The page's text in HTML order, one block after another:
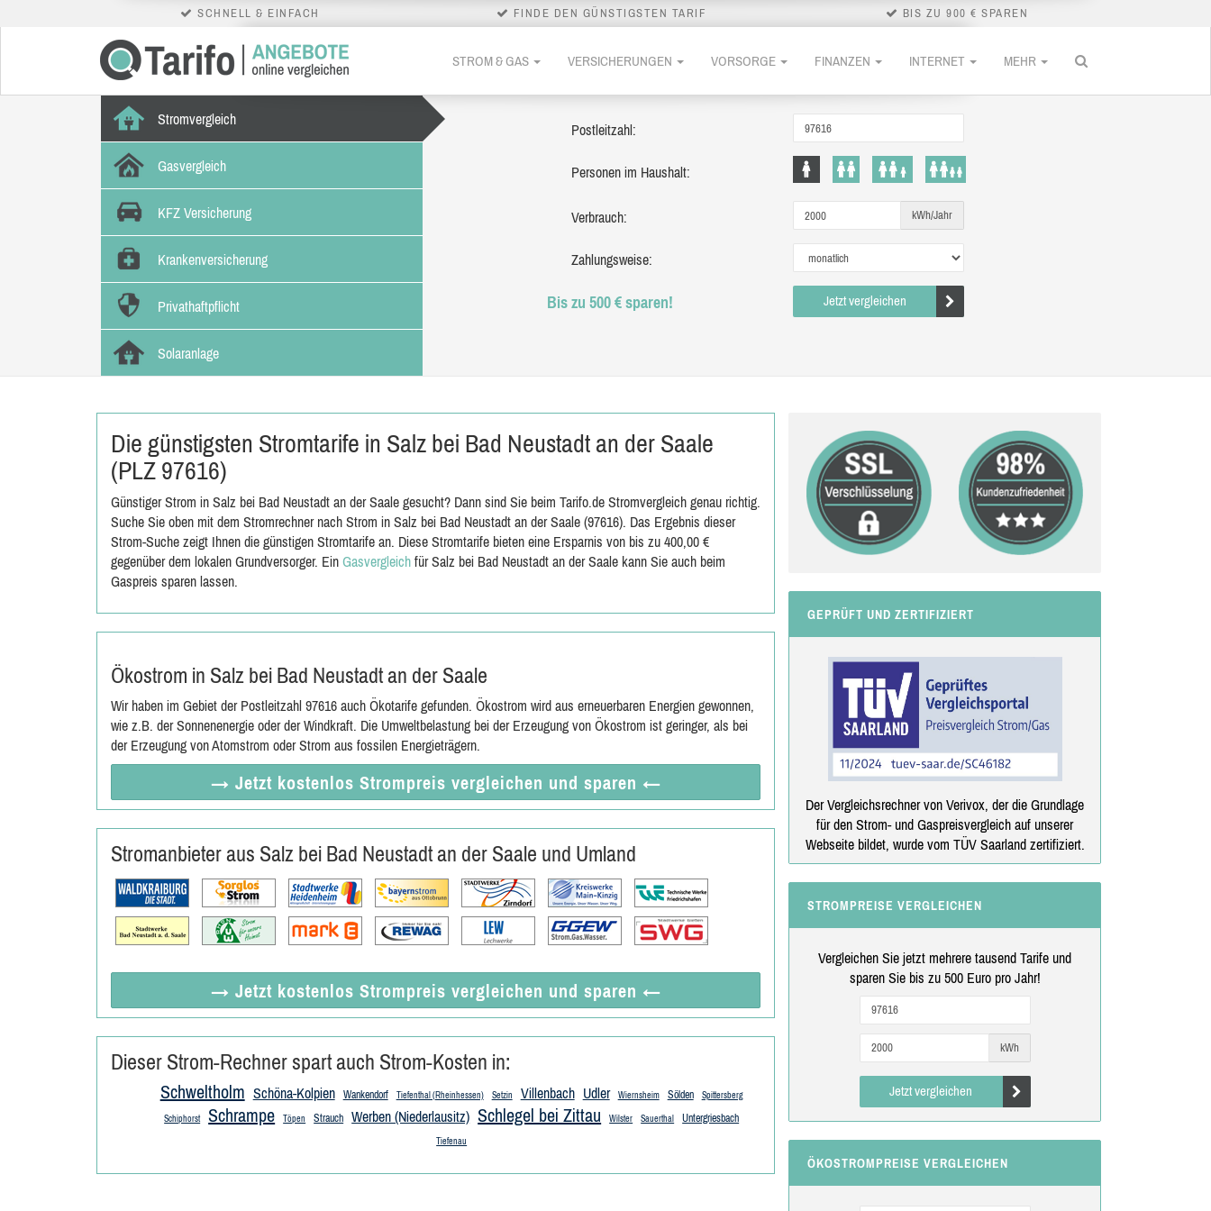
SCHNELL & EINFACH FINDE DEN GÜNSTIGSTEN TARIF BIS ZU 900 € SPAREN
STROM & GAS VERSICHERUNGEN VORSORGE FINANZEN INTERNET MEHR
Stromvergleich
Gasvergleich
KFZ Versicherung
Krankenversicherung
Privathaftpflicht
Solaranlage
Postleitzahl:
Personen im Haushalt:
Verbrauch: kWh/Jahr
Zahlungsweise:
Bis zu 500 € sparen! Jetzt vergleichen
Die günstigsten Stromtarife in Salz bei Bad Neustadt an der Saale
(PLZ 97616)
Günstiger Strom in Salz bei Bad Neustadt an der Saale gesucht? Dann sind Sie beim Tarifo.de Stromvergleich genau richtig.
Suche Sie oben mit dem Stromrechner nach Strom in Salz bei Bad Neustadt an der Saale (97616). Das Ergebnis dieser
Strom-Suche zeigt Ihnen die günstigen Stromtarife an. Diese Stromtarife bieten eine Ersparnis von bis zu 400,00 €
gegenüber dem lokalen Grundversorger. Ein Gasvergleich für Salz bei Bad Neustadt an der Saale kann Sie auch beim
Gaspreis sparen lassen.
Ökostrom in Salz bei Bad Neustadt an der Saale
Wir haben im Gebiet der Postleitzahl 97616 auch Ökotarife gefunden. Ökostrom wird aus erneuerbaren Energien gewonnen,
wie z.B. der Sonnenenergie oder der Windkraft. Die Umweltbelastung bei der Erzeugung von Ökostrom ist geringer, als bei
der Erzeugung von Atomstrom oder Strom aus fossilen Energieträgern.
→ Jetzt kostenlos Strompreis vergleichen und sparen ←
Stromanbieter aus Salz bei Bad Neustadt an der Saale und Umland
→ Jetzt kostenlos Strompreis vergleichen und sparen ←
Dieser Strom-Rechner spart auch Strom-Kosten in:
Schweltholm Schöna-Kolpien Wankendorf Tiefenthal (Rheinhessen) Setzin Villenbach Udler Wiernsheim Sölden Spittersberg
Schiphorst Schrampe Töpen Strauch Werben (Niederlausitz) Schlegel bei Zittau Wilster Sauerthal Untergriesbach
Tiefenau
GEPRÜFT UND ZERTIFIZIERT
Der Vergleichsrechner von Verivox, der die Grundlage
für den Strom- und Gaspreisvergleich auf unserer
Webseite bildet, wurde vom TÜV Saarland zertifiziert.
STROMPREISE VERGLEICHEN
Vergleichen Sie jetzt mehrere tausend Tarife und
sparen Sie bis zu 500 Euro pro Jahr!
kWh
Jetzt vergleichen
ÖKOSTROMPREISE VERGLEICHEN